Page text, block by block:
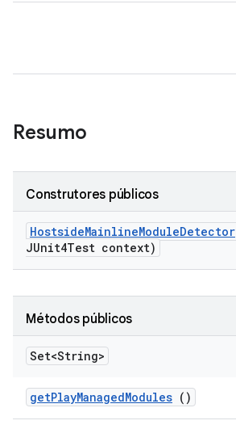
Resumo
Construtores públicos
HostsideMainlineModuleDetector
JUnit4Test context)
Métodos públicos
Set<String>
getPlayManagedModules ()